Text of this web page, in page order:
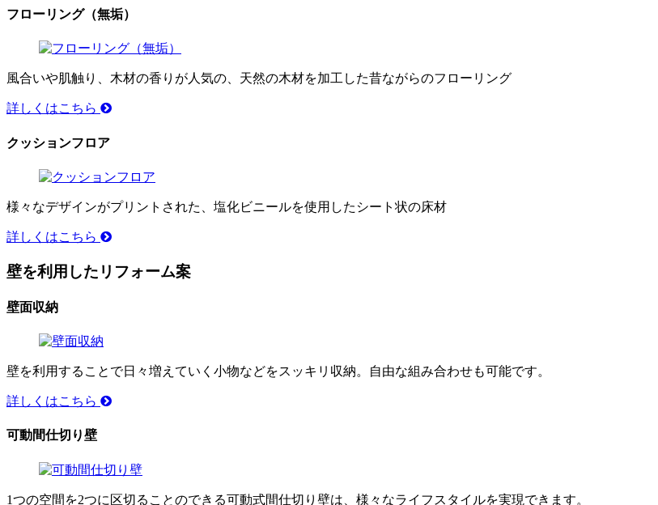
フローリング（無垢）
風合いや肌触り、木材の香りが人気の、天然の木材を加工した昔ながらのフローリング
詳しくはこちら
クッションフロア
様々なデザインがプリントされた、塩化ビニールを使用したシート状の床材
詳しくはこちら
壁を利用したリフォーム案
壁面収納
壁を利用することで日々増えていく小物などをスッキリ収納。自由な組み合わせも可能です。
詳しくはこちら
可動間仕切り壁
1つの空間を2つに区切ることのできる可動式間仕切り壁は、様々なライフスタイルを実現できます。